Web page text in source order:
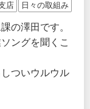
店 日々の取組み
の澤田です。
ングを聞くこ
ついウルウル